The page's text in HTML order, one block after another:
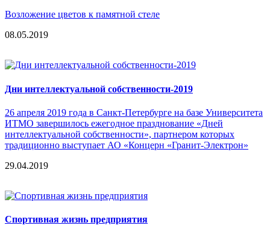
Возложение цветов к памятной стеле
08.05.2019
Дни интеллектуальной собственности-2019
26 апреля 2019 года в Санкт-Петербурге на базе Университета
ИТМО завершилось ежегодное празднование «Дней
интеллектуальной собственности», партнером которых
традиционно выступает АО «Концерн «Гранит-Электрон»
29.04.2019
Спортивная жизнь предприятия